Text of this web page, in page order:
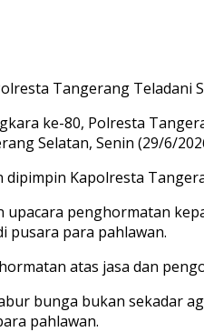
ke-80, Polresta
Selatan, Senin (29/6/
Kapolresta
upacara penghormatan
pusara para pahlawan.
atas jasa dan
bunga bukan sekadar
pahlawan.